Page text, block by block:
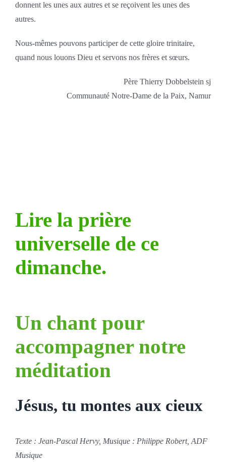
donnent les unes aux autres et se reçoivent les unes des
autres.
Nous-mêmes pouvons participer de cette gloire trinitaire,
quand nous louons Dieu et servons nos frères et sœurs.
Père Thierry Dobbelstein sj
Communauté Notre-Dame de la Paix, Namur
Lire la prière
universelle de ce
dimanche.
Un chant pour
accompagner notre
méditation
Jésus, tu montes aux cieux
Texte : Jean-Pascal Hervy, Musique : Philippe Robert, ADF
Musique